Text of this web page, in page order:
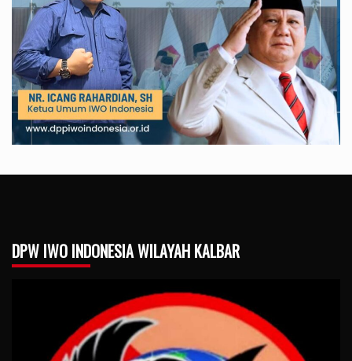
DPW IWO INDONESIA WILAYAH KALBAR